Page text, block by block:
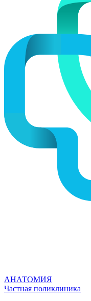
АНАТОМИЯ
Частная поликлиника